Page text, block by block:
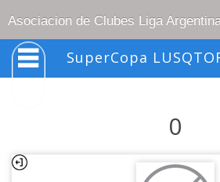
Asociacion de Clubes Liga
SuperCopa
0